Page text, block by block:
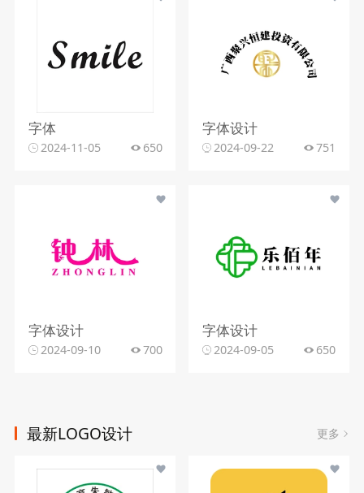
字体
2024-11-05 650
字体设计
2024-09-22 751
字体设计
2024-09-10 700
字体设计
2024-09-05 650
最新LOGO设计 更多